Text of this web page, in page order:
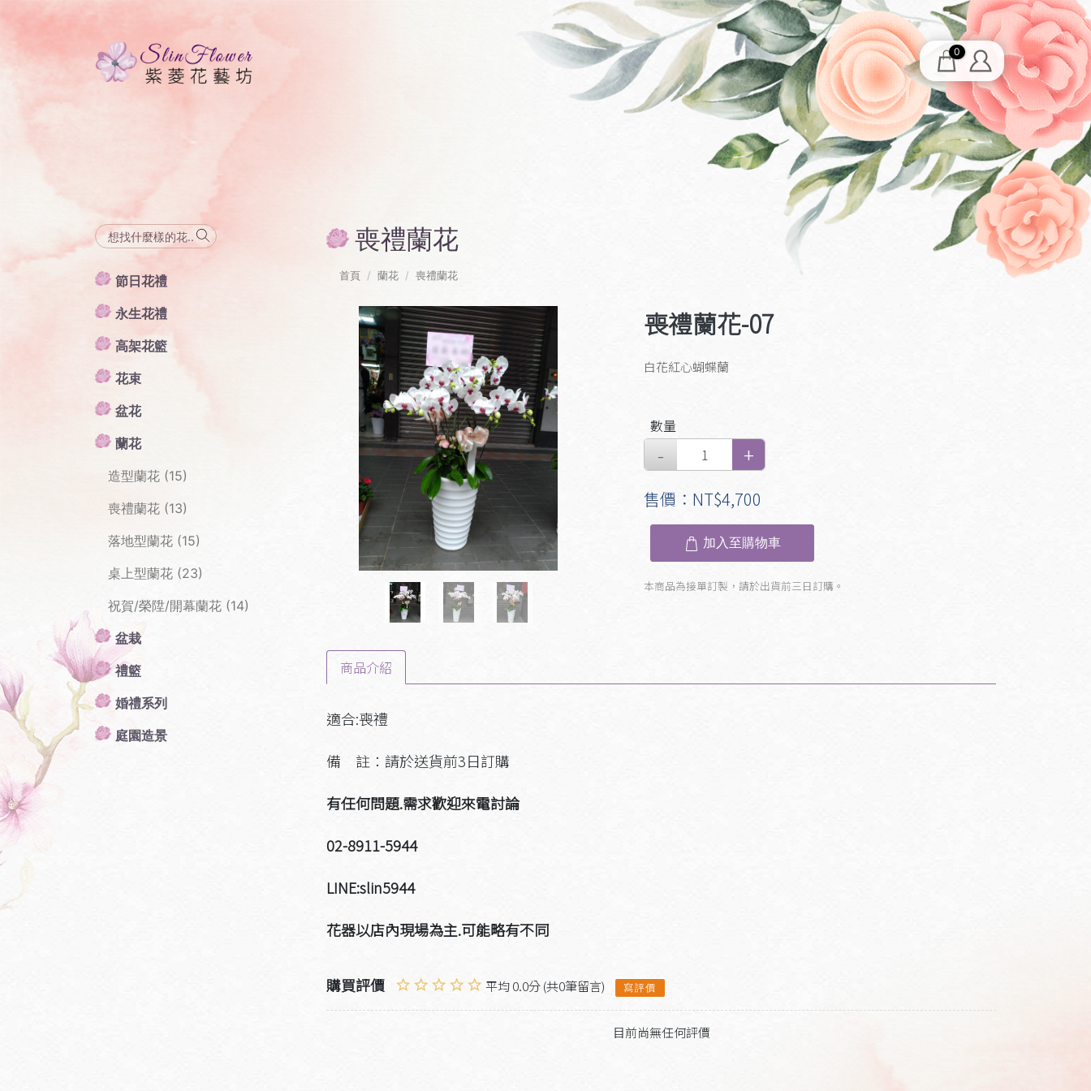
0
節日花禮
永生花禮
高架花籃
花束
盆花
蘭花
造型蘭花 (15)
喪禮蘭花 (13)
落地型蘭花 (15)
桌上型蘭花 (23)
祝賀/榮陞/開幕蘭花 (14)
盆栽
禮籃
婚禮系列
庭園造景
喪禮蘭花
首頁 蘭花 喪禮蘭花
Previous
喪禮蘭花-07
白花紅心蝴蝶蘭
數量
售價：NT$4,700
加入至購物車
本商品為接單訂製，請於出貨前三日訂購。
商品介紹
適合:喪禮
備 註：請於送貨前3日訂購
有任何問題.需求歡迎來電討論
02-8911-5944
LINE:slin5944
花器以店內現場為主.可能略有不同
購買評價 平均 0.0分 (共0筆留言) 寫評價
目前尚無任何評價